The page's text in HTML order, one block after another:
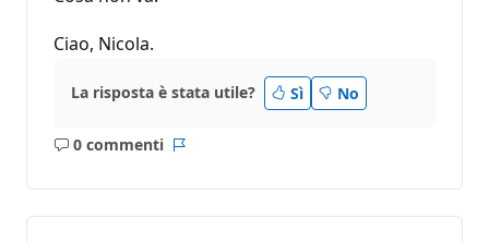
Ciao, Nicola.
La risposta è stata utile? Sì No
0 commenti
Nessun